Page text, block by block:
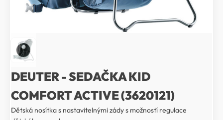
DEUTER - SEDAČKA KID
COMFORT ACTIVE (3620121)
Dětská nosítka s nastavitelnými zády s možností regulace